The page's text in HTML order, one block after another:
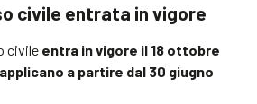
civile entrata in vigore
civile entra in vigore il 18 ottobre
a partire dal 30 giugno